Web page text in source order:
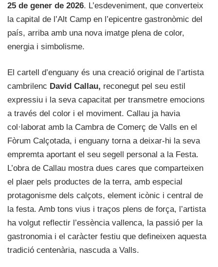
25 de gener de 2026. L’esdeveniment, que converteix
la capital de l’Alt Camp en l’epicentre gastronòmic del
país, arriba amb una nova imatge plena de color,
energia i simbolisme.
El cartell d’enguany és una creació original de l’artista
cambrilenc David Callau, reconegut pel seu estil
expressiu i la seva capacitat per transmetre emocions
a través del color i el moviment. Callau ja havia
col·laborat amb la Cambra de Comerç de Valls en el
Fòrum Calçotada, i enguany torna a deixar-hi la seva
empremta aportant el seu segell personal a la Festa.
L’obra de Callau mostra dues cares que comparteixen
el plaer pels productes de la terra, amb especial
protagonisme dels calçots, element icònic i central de
la festa. Amb tons vius i traços plens de força, l’artista
ha volgut reflectir l’essència vallenca, la passió per la
gastronomia i el caràcter festiu que defineixen aquesta
tradició centenària, nascuda a Valls.